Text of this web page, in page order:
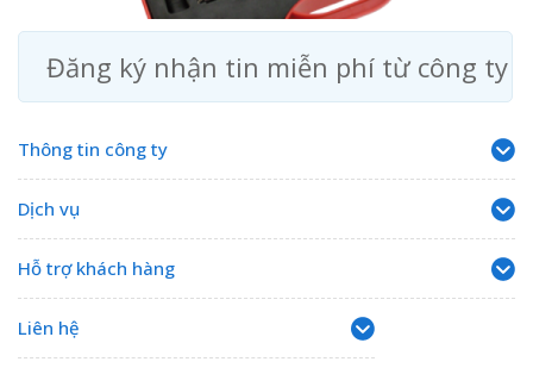
Đăng ký nhận tin miễn phí từ công ty
Thông tin công ty
Dịch vụ
Hỗ trợ khách hàng
Liên hệ